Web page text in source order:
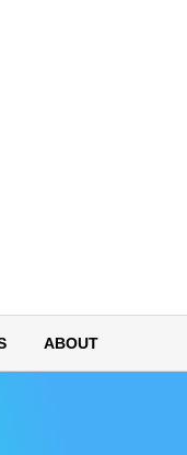
ABOUT